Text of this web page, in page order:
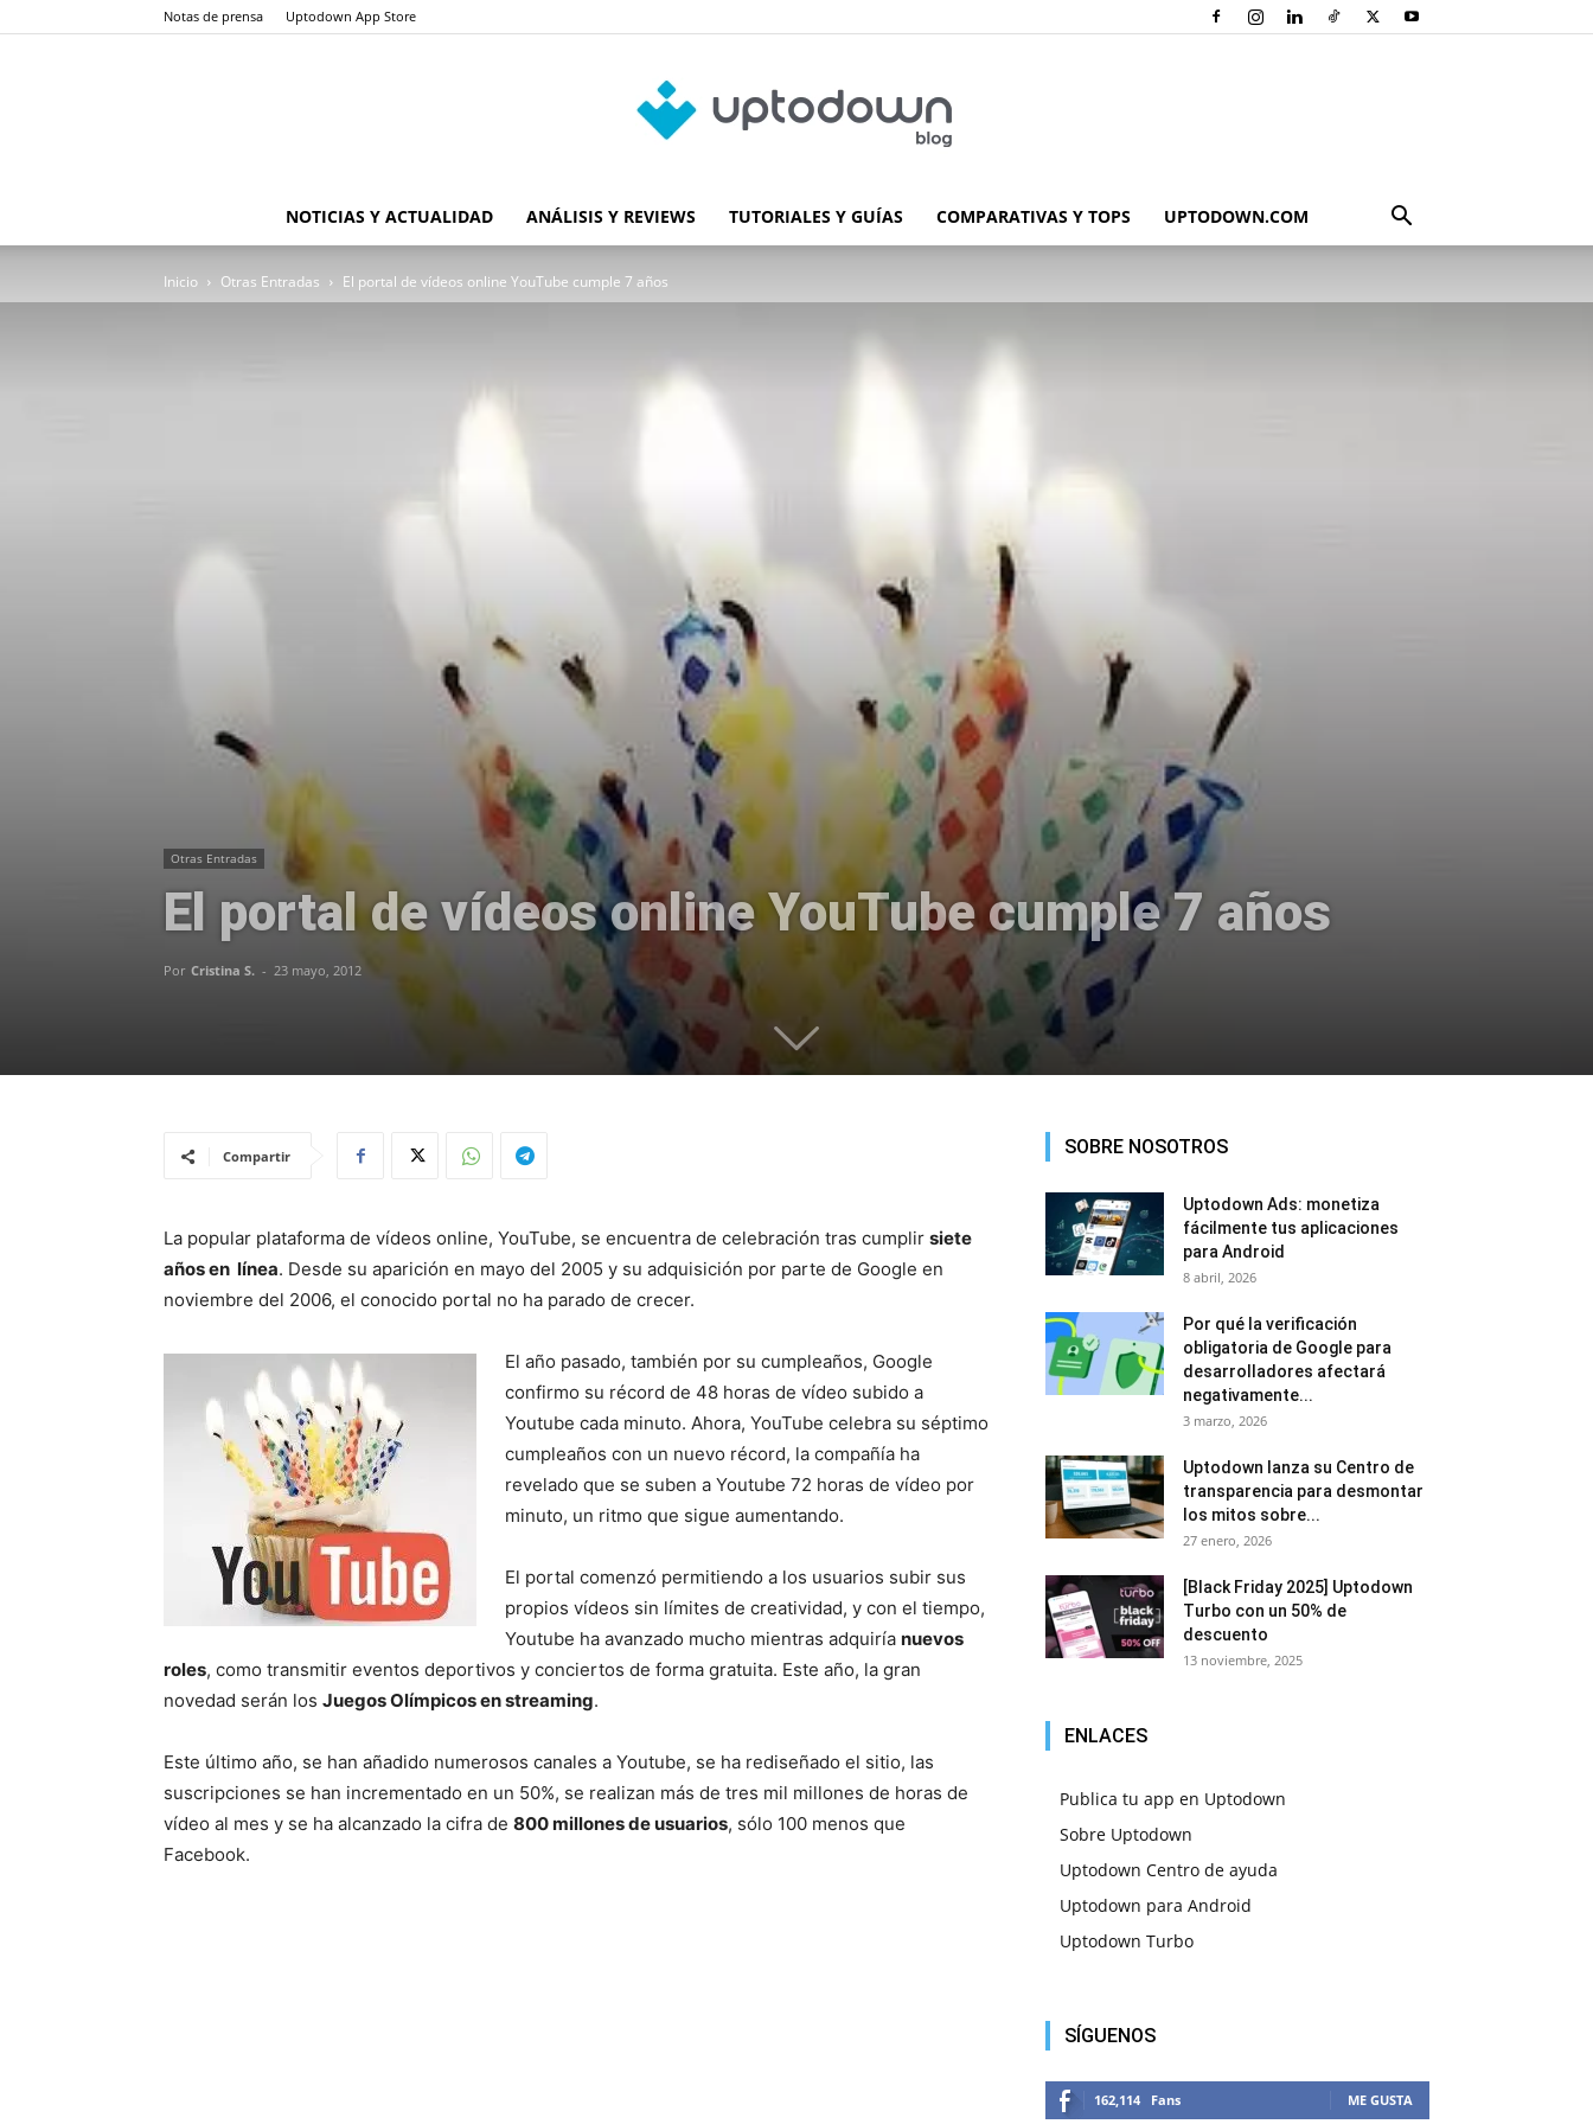
Notas de prensa Uptodown App Store
Blog
NOTICIAS Y ACTUALIDAD ANÁLISIS Y REVIEWS TUTORIALES Y GUÍAS COMPARATIVAS Y TOPS UPTODOWN.COM
Inicio Otras Entradas El portal de vídeos online YouTube cumple 7 años
Otras Entradas
El portal de vídeos online YouTube cumple 7 años
Por Cristina S. - 23 mayo, 2012
Compartir
La popular plataforma de vídeos online, YouTube, se encuentra de celebración tras cumplir siete
años en línea. Desde su aparición en mayo del 2005 y su adquisición por parte de Google en
noviembre del 2006, el conocido portal no ha parado de crecer.
El año pasado, también por su cumpleaños, Google
confirmo su récord de 48 horas de vídeo subido a
Youtube cada minuto. Ahora, YouTube celebra su séptimo
cumpleaños con un nuevo récord, la compañía ha
revelado que se suben a Youtube 72 horas de vídeo por
minuto, un ritmo que sigue aumentando.
El portal comenzó permitiendo a los usuarios subir sus
propios vídeos sin límites de creatividad, y con el tiempo,
Youtube ha avanzado mucho mientras adquiría nuevos
roles, como transmitir eventos deportivos y conciertos de forma gratuita. Este año, la gran
novedad serán los Juegos Olímpicos en streaming.
Este último año, se han añadido numerosos canales a Youtube, se ha rediseñado el sitio, las
suscripciones se han incrementado en un 50%, se realizan más de tres mil millones de horas de
vídeo al mes y se ha alcanzado la cifra de 800 millones de usuarios, sólo 100 menos que
Facebook.
SOBRE NOSOTROS
Uptodown Ads: monetiza
fácilmente tus aplicaciones
para Android
8 abril, 2026
Por qué la verificación
obligatoria de Google para
desarrolladores afectará
negativamente...
3 marzo, 2026
Uptodown lanza su Centro de
transparencia para desmontar
los mitos sobre...
27 enero, 2026
[Black Friday 2025] Uptodown
Turbo con un 50% de
descuento
13 noviembre, 2025
ENLACES
Publica tu app en Uptodown
Sobre Uptodown
Uptodown Centro de ayuda
Uptodown para Android
Uptodown Turbo
SÍGUENOS
162,114 Fans ME GUSTA